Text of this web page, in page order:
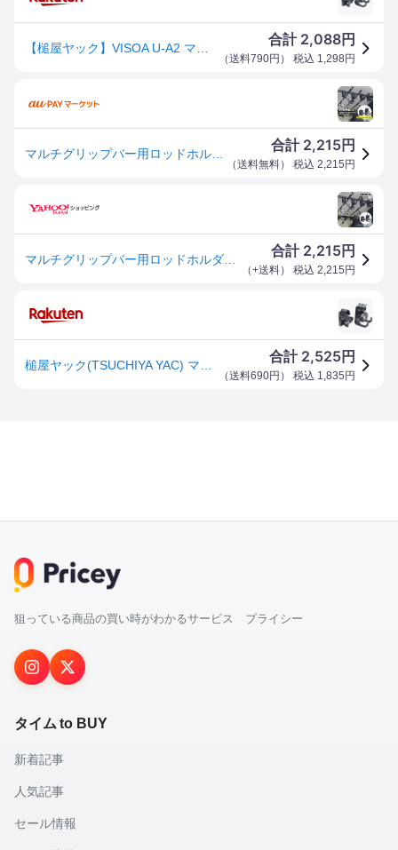
合計 2,088円
（送料790円 ） 税込 1,298 円
合計 2,215円
（送料無料） 税込 2,215 円
合計 2,215円
（+送料） 税込 2,215 円
合計 2,525円
（送料690円 ） 税込 1,835 円
狙っている商品の買い時がわかるサービス プライシー
タイム to BUY
新着記事
人気記事
セール情報